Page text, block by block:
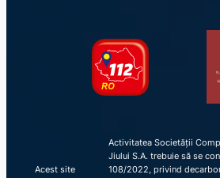
Acest site
Activitatea Societății
Jiului S.A. trebuie să se
108/2022, privind